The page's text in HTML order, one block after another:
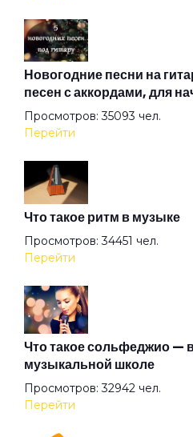
Ангел
Арена
Аристократы
Атлантида
Бабочка
Баргузин
Новогодние песни на
песен с аккордами, для
Просмотров: 35093 чел.
Перейти
Что такое ритм в музыке
Просмотров: 34451 чел.
Перейти
Что такое сольфеджио —
музыкальной школе
Просмотров: 32942 чел.
Перейти